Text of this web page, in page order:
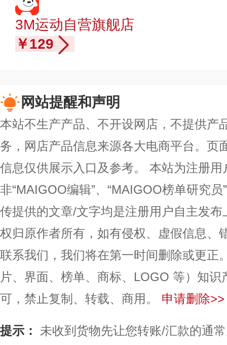
3M运动自营旗舰店
￥129
网站提醒和声明
本站不生产产品、不开设网店，不提供产
务，网店产品信息来源各大电商平台。页
信息仅供展示入口及参考。
本站为注册用
非“MAIGOO编辑”、“MAIGOO榜单研究
传提供的文章/文字均是注册用户自主发
权归原作者所有，如有侵权、虚假信息、
联系我们，我们将在第一时间删除或更正
片、界面、榜单、商标、LOGO 等）知
可，禁止复制、转载、商用。
申请删除>>
提示：
未收到货物先让您转账/汇款的通